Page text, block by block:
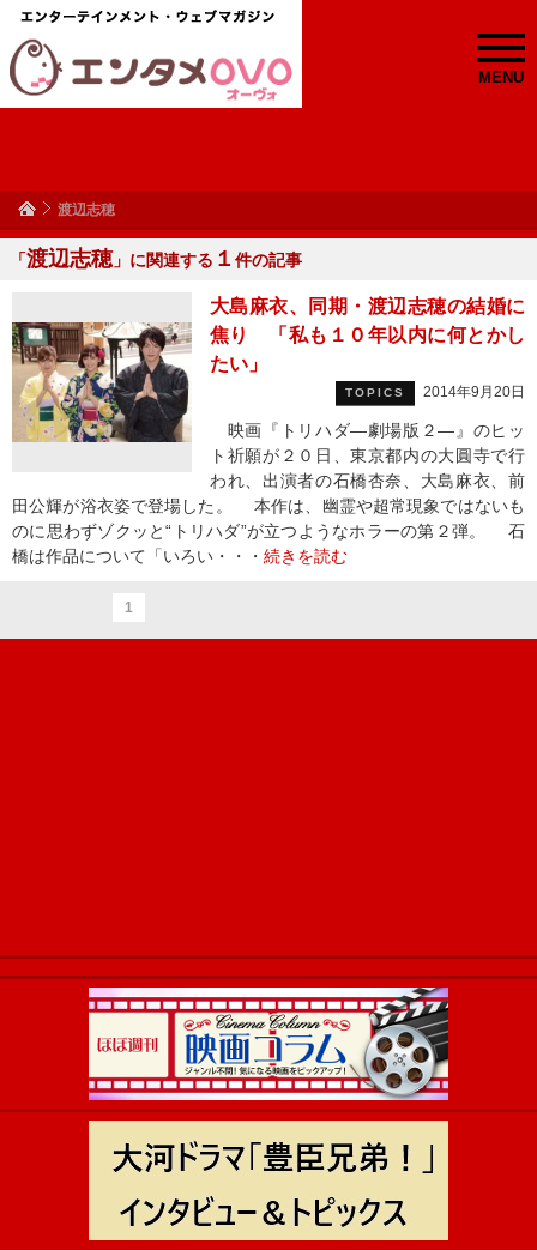
MENU
渡辺志穂
「渡辺志穂 」に関連する １ 件の記事
大島麻衣、同期・渡辺志穂の結婚に
焦り 「私も１０年以内に何とかし
たい」
TOPICS 2014年9月20日
映画『トリハダ―劇場版２―』のヒッ
ト祈願が２０日、東京都内の大圓寺で行
われ、出演者の石橋杏奈、大島麻衣、前
田公輝が浴衣姿で登場した。 本作は、幽霊や超常現象ではないも
のに思わずゾクッと“トリハダ”が立つようなホラーの第２弾。 石
橋は作品について「いろい・・・ 続きを読む
1